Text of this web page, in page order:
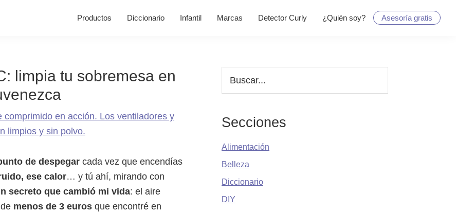
Productos Diccionario Infantil Marcas Detector Curly ¿Quién soy? Asesoría gratis
limpia tu sobremesa en
de despegar cada vez que encendías
ese calor… y tú ahí, mirando con
secreto que cambió mi vida: el aire
menos de 3 euros que encontré en
Barra
lateral
Secciones
Alimentación
Belleza
Diccionario
DIY